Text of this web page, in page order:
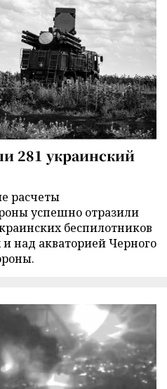
281 украинский
расчеты
успешно отразили
беспилотников
и над акваторией Черного